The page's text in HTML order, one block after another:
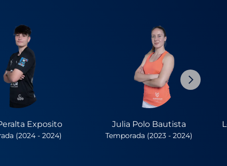
Exposito
(2024 - 2024)
Julia Polo Bautista
Temporada (2023 - 2024)